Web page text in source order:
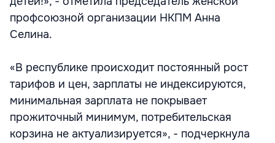
профсоюзной организации НКПМ Анна
Селина.
«В республике происходит постоянный рост
тарифов и цен, зарплаты не индексируются,
минимальная зарплата не покрывает
прожиточный минимум, потребительская
корзина не актуализируется», - подчеркнула